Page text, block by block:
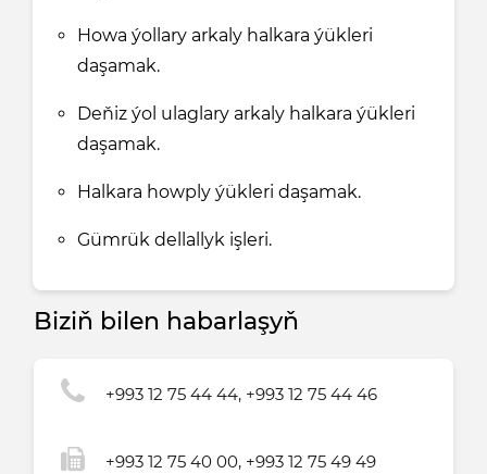
Howa ýollary arkaly halkara ýükleri
daşamak.
Deňiz ýol ulaglary arkaly halkara ýükleri
daşamak.
Halkara howply ýükleri daşamak.
Gümrük dellallyk işleri.
Biziň bilen habarlaşyň
+993 12 75 44 44, +993 12 75 44 46
+993 12 75 40 00, +993 12 75 49 49